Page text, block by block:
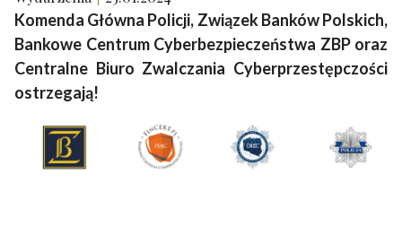
Komenda Główna Policji, Związek Banków Polskich,
Bankowe Centrum Cyberbezpieczeństwa ZBP oraz
Centralne Biuro Zwalczania Cyberprzestępczości
ostrzegają!